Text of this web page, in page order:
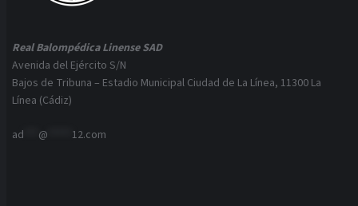
Real Balompédica Linense SAD
Avenida del Ejército S/N
Bajos de Tribuna – Estadio Municipal Ciudad de La Línea, 11300 La
Línea (Cádiz)
ad @ 12.com